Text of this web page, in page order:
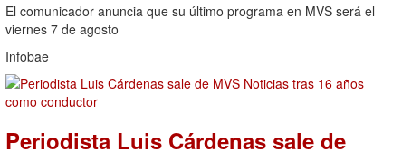
El comunicador anuncia que su último programa en MVS será el
viernes 7 de agosto
Infobae
Periodista Luis Cárdenas sale de